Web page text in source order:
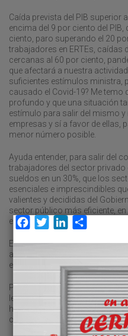
Caída prevista del PIB superior
encima del 9 por ciento del
ciento, paro superando el 20
trabajadores en ERTEs, caídas
cercanas al 60 por ciento,
que afectará a nuestra
suficientes estímulos ministra,
causado el Covid-19? Me temo
profundo y que una situación
estímulo para salir del mismo
empresas y sí a favor de ellas,
menor número posible.
Ayuda entender, para salir del
trabajadores del sector
sueldos en un 30%, que los
esenciales e imprescindibles
valientes y decididas del
sector público más eficiente,
esencial.
Esto no va de ideologías ni de
arrimar el hombro y de no
electoral en otros.
Predicar con el ejemplo
les gusta compararse con
hecho bien y copien, algunos
ciento sus sueldos.
Facebook
TwitterLinkedIn